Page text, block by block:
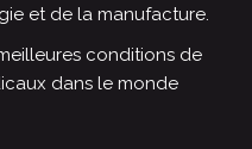
et de la manufacture.
conditions de
dans le monde